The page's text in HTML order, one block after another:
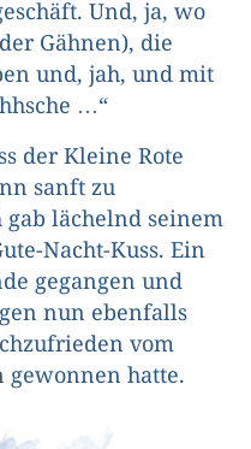
Und, ja, wo
Gähnen), die
und, jah, und mit
…“
der Kleine Rote
sanft zu
gab lächelnd seinem
Nacht-Kuss. Ein
gegangen und
nun ebenfalls
vom
gewonnen hatte.